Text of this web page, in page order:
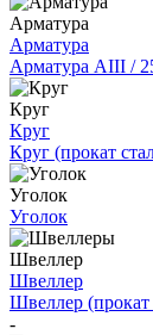
Арматура
Арматура
Арматура АIII /
Круг
Круг
Круг (прокат
Уголок
Уголок
Швеллер
Швеллер
Швеллер (прокат
-